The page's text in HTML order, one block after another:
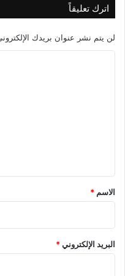
اترك تعليقاً
لن يتم نشر عنوان بريدك
*
الاسم *
البريد الإلكتروني*